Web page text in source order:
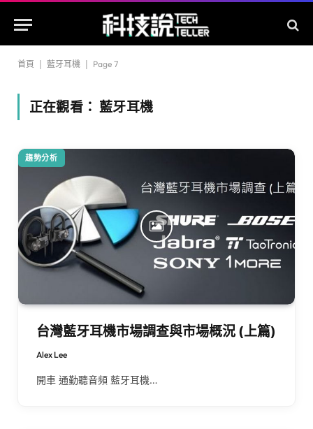
首頁 藍牙耳機 Page 7
正在觀看：藍牙耳機
趨勢分析
台灣藍牙耳機市場調查與市場概況 (上篇)
Alex Lee
開車 通勤聽音頻 藍牙耳機…